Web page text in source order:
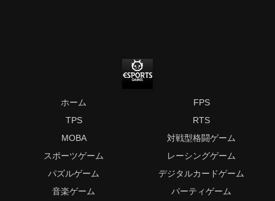
ホーム
FPS
TPS
RTS
MOBA
対戦型格闘ゲーム
スポーツゲーム
レーシングゲーム
パズルゲーム
デジタルカードゲーム
音楽ゲーム
パーティゲーム